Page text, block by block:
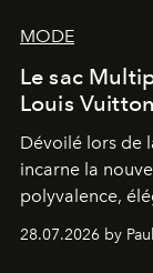
MODE
Le sac
Louis Vuitton
Dévoilé lors de
incarne la
polyvalence,
28.07.2026 by